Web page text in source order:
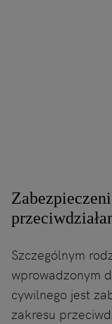
Szczególnym
wprowadzonym
cywilnego jest
zakresu